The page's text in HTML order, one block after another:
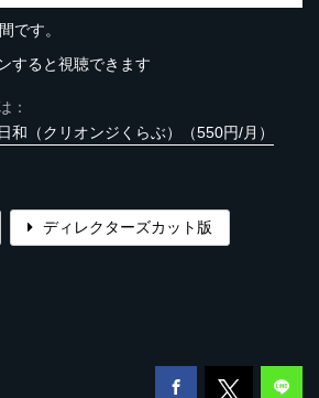
です。
すると視聴できます
：
和（クリオンジくらぶ）（550円/月）
ディレクターズカット版